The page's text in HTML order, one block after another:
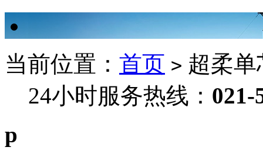
当前位置： 首页 > 超柔单
24小时服务热线： 021-
p